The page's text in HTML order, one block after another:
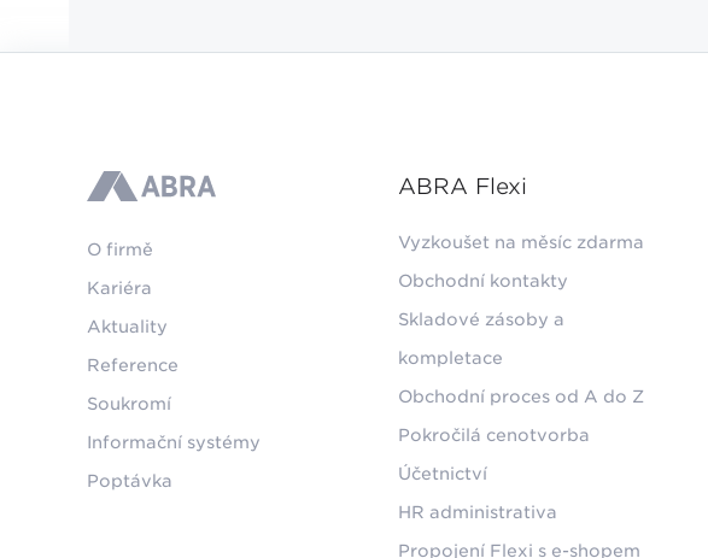
ABRA
O firmě
Kariéra
Aktuality
Reference
Soukromí
Informační systémy
Poptávka
ABRA Flexi
Vyzkoušet na měsíc zdarma
Obchodní kontakty
Skladové zásoby a
kompletace
Obchodní proces od A do Z
Pokročilá cenotvorba
Účetnictví
HR administrativa
Propojení Flexi s e-shopem